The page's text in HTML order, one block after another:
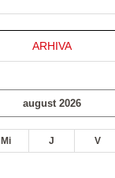
ARHIVA
august 2026
Mi J V